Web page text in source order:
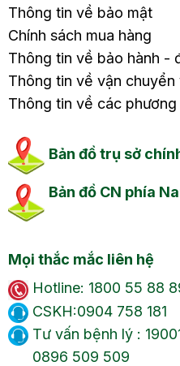
Thông tin về bảo mật
Chính sách mua hàng
Thông tin về bảo hành -
Thông tin về vận chuyển
Thông tin về các
Bản đồ trụ sở
Bản đồ CN phía
Mọi thắc mắc liên hệ
Hotline: 1800 55 88
CSKH:0904 758 181
Tư vấn bệnh lý :
0896 509 509